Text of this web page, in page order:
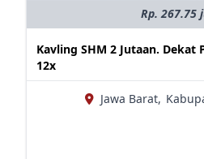
Rp. 267.75
Kavling SHM 2 Jutaan. Dekat
12x
Jawa Barat,